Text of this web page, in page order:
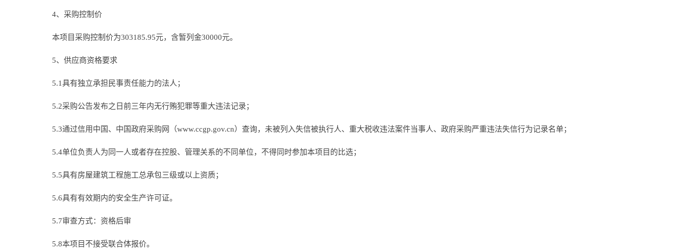
4、采购控制价
本项目采购控制价为303185.95元，含暂列金30000元。
5、供应商资格要求
5.1具有独立承担民事责任能力的法人；
5.2采购公告发布之日前三年内无行贿犯罪等重大违法记录；
5.3通过信用中国、中国政府采购网（www.ccgp.gov.cn）查询，未被列入失信被执行人、重大税收违法案件当事人、政府采购严重违法失信行为记录名单；
5.4单位负责人为同一人或者存在控股、管理关系的不同单位，不得同时参加本项目的比选；
5.5具有房屋建筑工程施工总承包三级或以上资质；
5.6具有有效期内的安全生产许可证。
5.7审查方式：资格后审
5.8本项目不接受联合体报价。